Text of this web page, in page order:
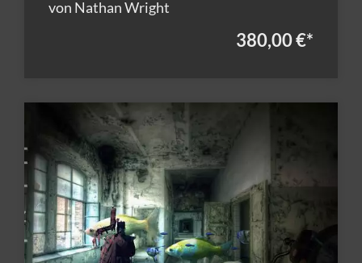
von Nathan Wright
380,00 €*